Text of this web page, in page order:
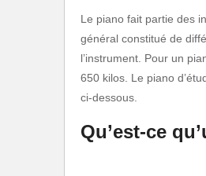
Le piano fait partie des
général constitué de
l’instrument. Pour un
650 kilos. Le piano
ci-dessous.
Qu’est-ce